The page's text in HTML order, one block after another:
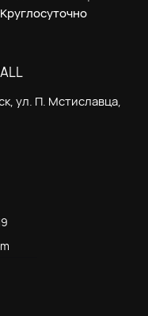
Круглосуточно
ул. П. Мстиславца,